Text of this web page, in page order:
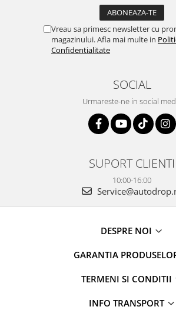
Vreau sa primesc newsletter cu
magazinului. Afla mai multe in
Confidentialitate
SOCIAL
Urmareste-ne in social
SUPORT CLIENTI
10:00-16:00
DESPRE NOI
GARANTIA
TERMENI SI CONDITII
INFO TRANSPORT